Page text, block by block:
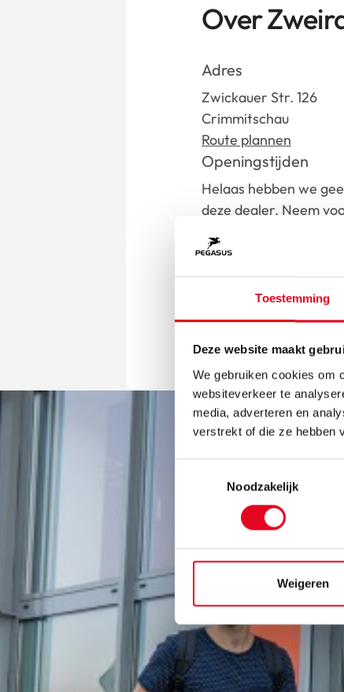
Toestemming
Deze website maakt
We gebruiken cookies om
websiteverkeer te
media, adverteren en
verstrekt of die ze hebben
Noodzakelijk
Weigeren
Over
Adres
Zwickauer Str. 126
Crimmitschau
Route plannen
Openingstijden
Helaas hebben we
deze dealer. Neem
Contact
info@zweirad-